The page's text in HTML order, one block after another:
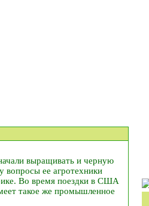
выращивать и черную
вопросы ее агротехники
Во время поездки в США
такое же промышленное